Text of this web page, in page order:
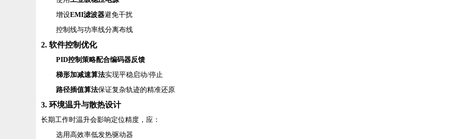
增设EMI滤波器避免干扰
控制线与功率线分离布线
2. 软件控制优化
PID控制策略配合编码器反馈
梯形加减速算法实现平稳启动/停止
路径插值算法保证复杂轨迹的精准还原
3. 环境温升与散热设计
长期工作时温升会影响定位精度，应：
选用高效率低发热驱动器